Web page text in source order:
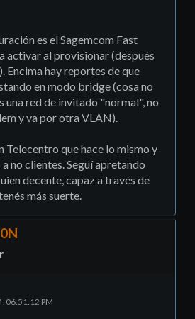
es el Sagemcom Fast
activar al provisionar (después
Encima hay reportes de que
en modo bridge (cosa no
una red de invitado "normal", no
y va por otra VLAN).
Telecentro que hace lo mismo y
no clientes. Seguí apretando
decente, capaz a través de
más suerte.
06:51:12 PM